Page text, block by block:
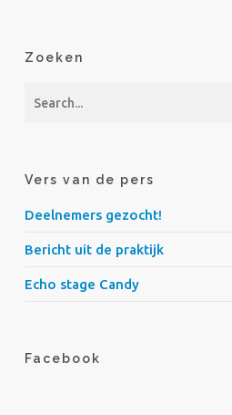
Zoeken
Vers van de pers
Deelnemers gezocht!
Bericht uit de praktijk
Echo stage Candy
Facebook